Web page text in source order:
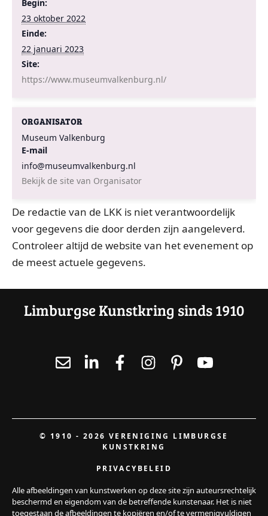
Begin:
23 oktober 2022
Einde:
22 januari 2023
Site:
https://www.museumvalkenburg.nl/
ORGANISATOR
Museum Valkenburg
E-mail
info@museumvalkenburg.nl
Bekijk de site van Organisator
De redactie van de LKK is niet verantwoordelijk
voor gegevens die door derden zijn aangeleverd.
Controleer altijd de website van het evenement op
de meest actuele gegevens.
Limburgse Kunstkring sinds 1910
© 1910 - 2026 VERENIGING LIMBURGSE
KUNSTKRING
PRIVACYBELEID
Alle afbeeldingen van kunstwerken op deze site zijn auteursrechtelijk
beschermd en eigendom van de betreffende kunstenaar. Het is niet
toegestaan de afbeeldingen te kopiëren en/of te vermenigvuldigen